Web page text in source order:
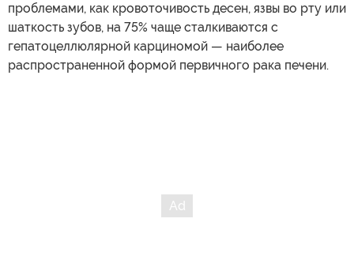
проблемами, как кровоточивость десен, язвы во рту или
шаткость зубов, на 75% чаще сталкиваются с
гепатоцеллюлярной карциномой — наиболее
распространенной формой первичного рака печени.